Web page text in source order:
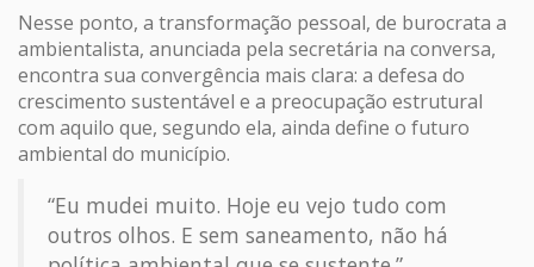
Nesse ponto, a transformação pessoal, de burocrata a
ambientalista, anunciada pela secretária na conversa,
encontra sua convergência mais clara: a defesa do
crescimento sustentável e a preocupação estrutural
com aquilo que, segundo ela, ainda define o futuro
ambiental do município.
“Eu mudei muito. Hoje eu vejo tudo com
outros olhos. E sem saneamento, não há